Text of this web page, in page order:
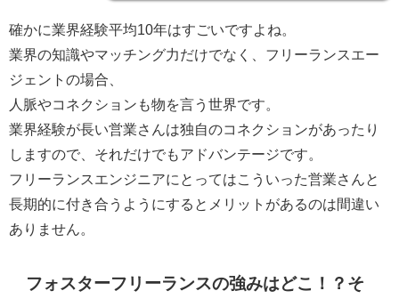
確かに業界経験平均10年はすごいですよね。
業界の知識やマッチング力だけでなく、フリーランスエー
ジェントの場合、
人脈やコネクションも物を言う世界です。
業界経験が長い営業さんは独自のコネクションがあったり
しますので、それだけでもアドバンテージです。
フリーランスエンジニアにとってはこういった営業さんと
長期的に付き合うようにするとメリットがあるのは間違い
ありません。
フォスターフリーランスの強みはどこ！？そ